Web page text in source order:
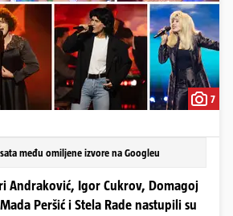
7
među omiljene izvore na Googleu
Andraković, Igor Cukrov, Domagoj
Peršić i Stela Rade nastupili su